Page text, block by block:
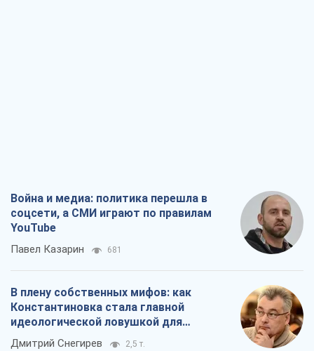
Война и медиа: политика перешла в
соцсети, а СМИ играют по правилам
YouTube
Павел Казарин 681
В плену собственных мифов: как
Константиновка стала главной
идеологической ловушкой для
российских оккупантов
Дмитрий Снегирев 2,5 т.